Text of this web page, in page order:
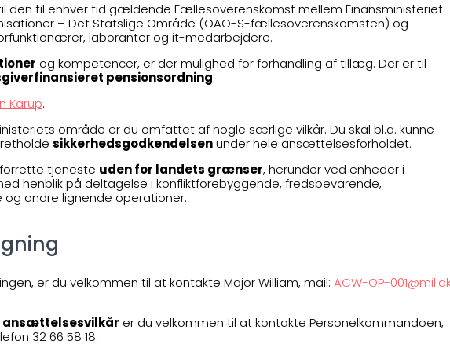
den til enhver tid gældende Fællesoverenskomst mellem Finansministeriet
– Det Statslige Område (OAO-S-fællesoverenskomsten) og
laboranter og it-medarbejdere.
og kompetencer, er der mulighed for forhandling af tillæg. Der er til
pensionsordning.
Karup.
område er du omfattet af nogle særlige vilkår. Du skal bl.a. kunne
sikkerhedsgodkendelsenunder hele ansættelsesforholdet.
tjeneste uden for landets grænser, herunder ved enheder i
henblik på deltagelse i konfliktforebyggende, fredsbevarende,
andre lignende operationer.
er du velkommen til at kontakte Major William, mail: ACW-OP-
ansættelsesvilkår er du velkommen til at kontakte Personelkommandoen,
32 66 58 18.